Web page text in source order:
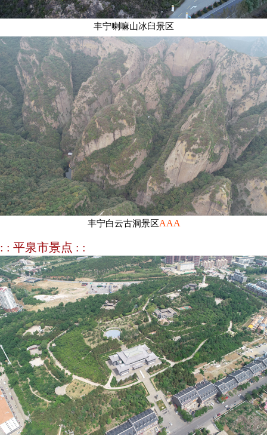
丰宁喇嘛山冰臼景区
丰宁白云古洞景区AAA
: : 平泉市景点 : :